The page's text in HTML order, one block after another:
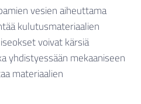
vesien aiheuttama
kulutusmateriaalien
voivat kärsiä
yhdistyessään mekaaniseen
materiaalien